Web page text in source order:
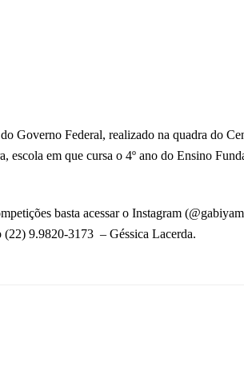
Governo Federal, realizado na quadra do
em que cursa o 4º ano do Ensino
basta acessar o Instagram
(22) 9.9820-3173 – Géssica Lacerda.